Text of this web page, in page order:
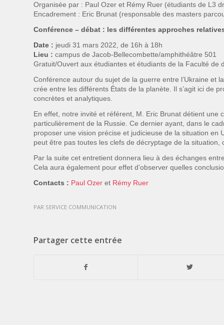
Organisée par : Paul Ozer et Rémy Ruer (étudiants de L3
Encadrement : Eric Brunat (responsable des masters
Conférence – débat : les différentes approches
Date : jeudi 31 mars 2022, de 16h à 18h
Lieu : campus de Jacob-Bellecombette/amphithéâtre 501
Gratuit/Ouvert aux étudiantes et étudiants de la Faculté de
Conférence autour du sujet de la guerre entre l’Ukraine et
crée entre les différents États de la planète. Il s’agit ici de
concrètes et analytiques.
En effet, notre invité et référent, M. Eric Brunat détient
particulièrement de la Russie. Ce dernier ayant, dans le
proposer une vision précise et judicieuse de la situation
peut être pas toutes les clefs de décryptage de la situation,
Par la suite cet entretient donnera lieu à des échanges
Cela aura également pour effet d’observer quelles
Contacts : Paul Ozer et Rémy Ruer
PAR SERVICE COMMUNICATION
Partager cette entrée